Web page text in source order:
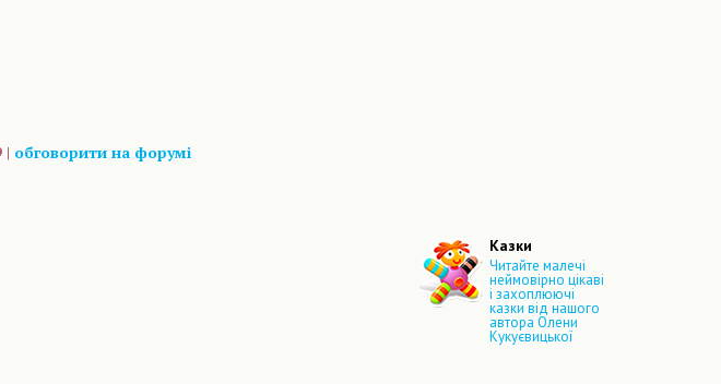
| обговорити на форумі
Казки
Читайте малечі
неймовірно цікаві
і захоплюючі
казки від нашого
автора Олени
Кукуєвицької